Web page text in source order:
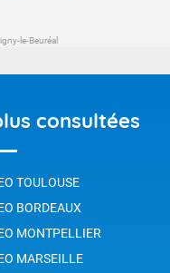
le-Beuréal
consultées
TOULOUSE
BORDEAUX
MONTPELLIER
MARSEILLE